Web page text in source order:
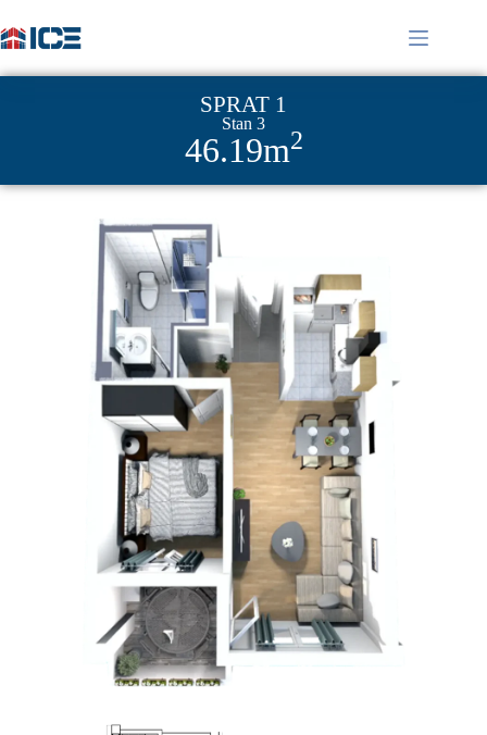
SPRAT 1
Stan 3
46.19m2